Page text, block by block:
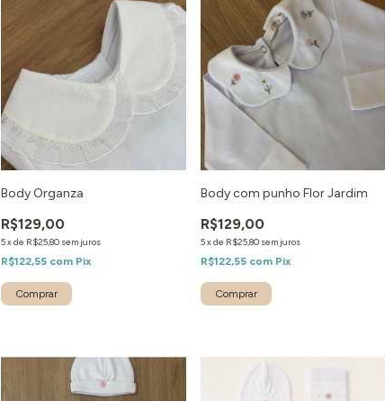
Body Organza
R$129,00
5xde R$25,80 sem juros
R$122,55 com Pix
Body com punho Flor Jardim
R$129,00
5xde R$25,80 sem juros
R$122,55 com Pix